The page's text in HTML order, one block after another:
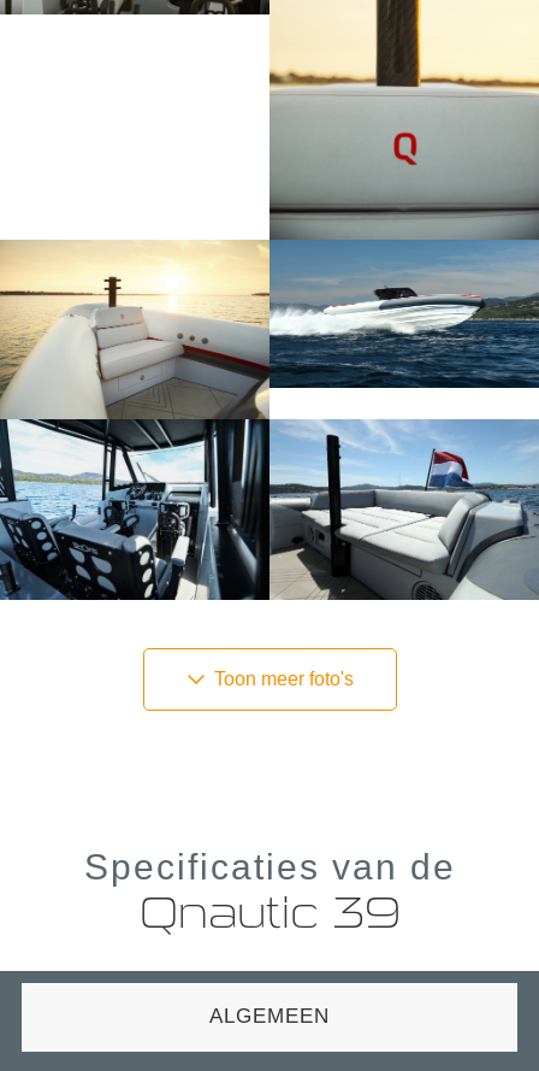
Toon meer foto's
Specificaties van de
Qnautic 39
ALGEMEEN